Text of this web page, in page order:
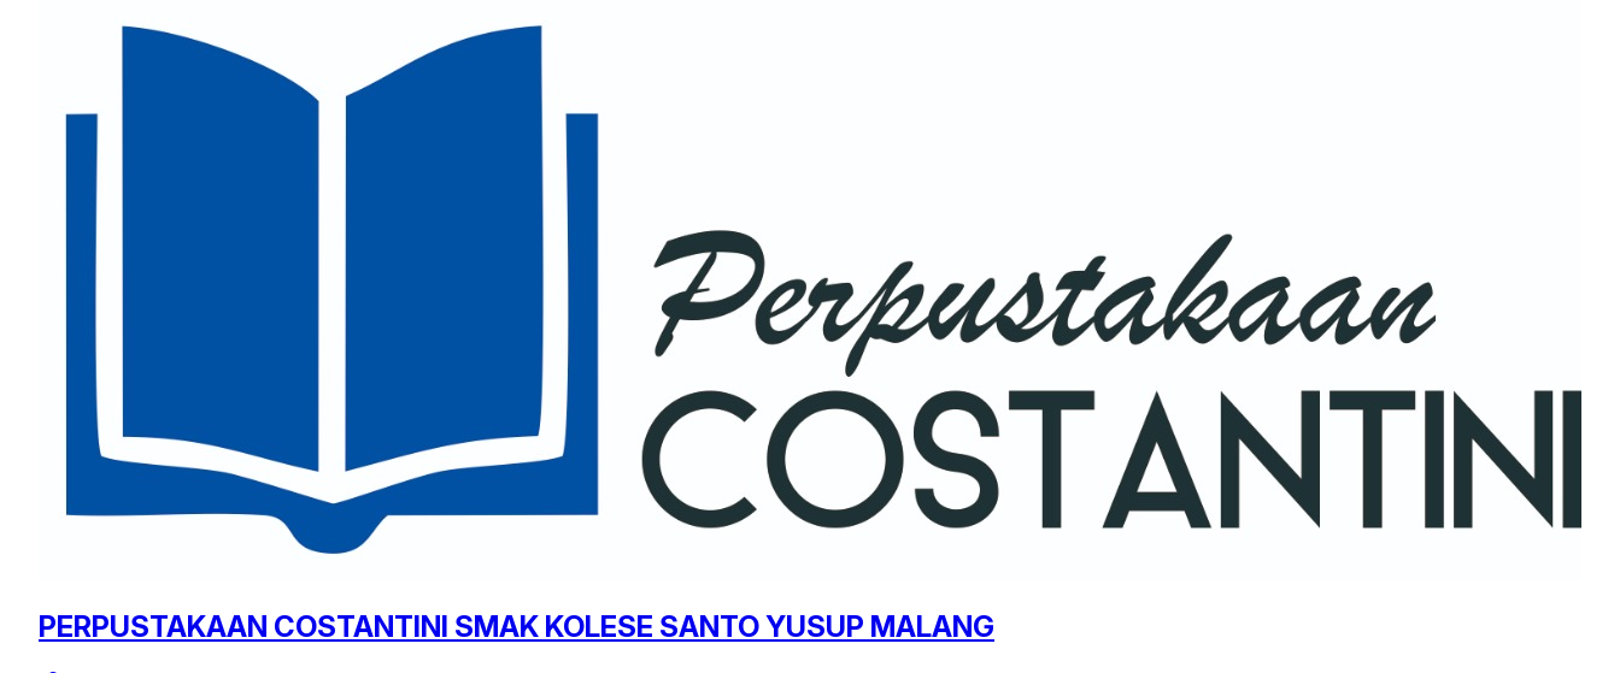
PERPUSTAKAAN COSTANTINI SMAK KOLESE SANTO YUSUP MALANG